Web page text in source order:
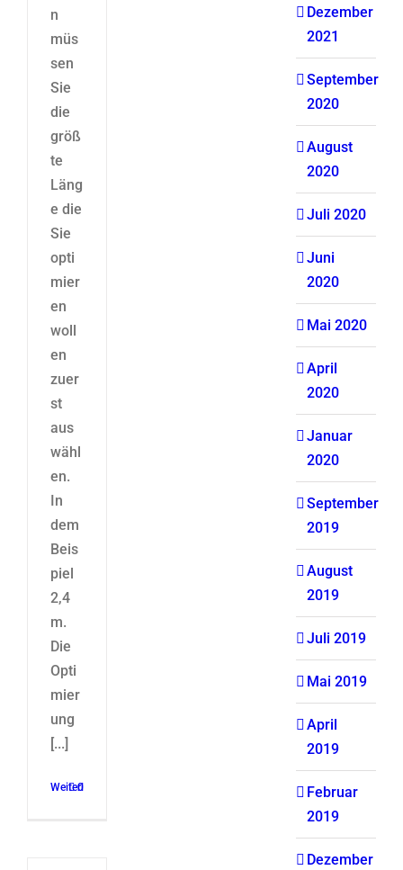
n
müs
sen
Sie
die
größ
te
Läng
e die
Sie
opti
mier
en
woll
en
zuer
st
aus
wähl
en.
In
dem
Beis
piel
2,4
m.
Die
Opti
mier
ung
[...]
Weiterlesen
0
Dezember
2021
September
2020
August
2020
Juli 2020
Juni
2020
Mai 2020
April
2020
Januar
2020
September
2019
August
2019
Juli 2019
Mai 2019
April
2019
Februar
2019
Dezember